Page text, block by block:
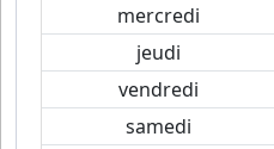
mercredi
jeudi
vendredi
samedi